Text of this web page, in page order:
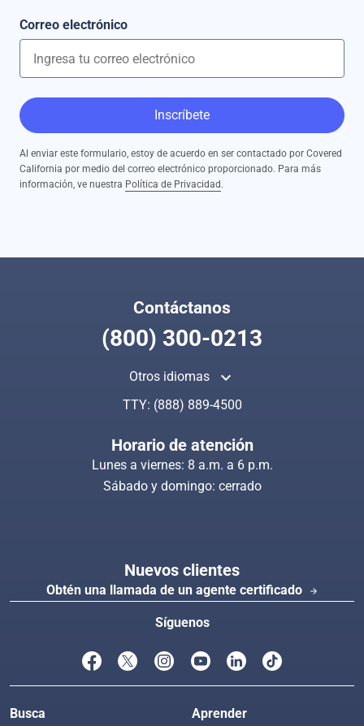
Correo electrónico
Inscríbete
Al enviar este formulario, estoy de acuerdo en ser contactado por Covered
California por medio del correo electrónico proporcionado. Para más
información, ve nuestra Política de Privacidad .
Contáctanos
(800) 300-0213
Otros idiomas keyboard_arrow_up
TTY: (888) 889-4500
Horario de atención
Lunes a viernes: 8 a.m. a 6 p.m.
Sábado y domingo: cerrado
Nuevos clientes
Obtén una llamada de un agente certificado arrow_forward
Síguenos
Busca Aprender